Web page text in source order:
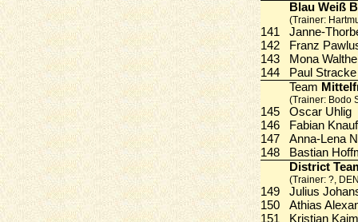
Blau Weiß
(Trainer:
141 Janne-
142
Franz
143
Mona
144
Paul
Team
(Trainer: Bodo
145 Oscar
146
Fabian
147 Anna-Lena
148
Bastian
District
(Trainer: ?,
149 Julius
150 Athias
151
Kristian